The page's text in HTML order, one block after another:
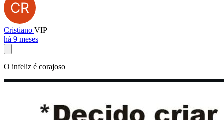
Cristiano VIP
há 9 meses
O infeliz é corajoso